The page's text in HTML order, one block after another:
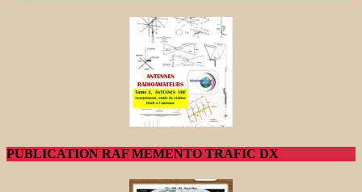
PUBLICATION RAF MEMENTO TRAFIC DX